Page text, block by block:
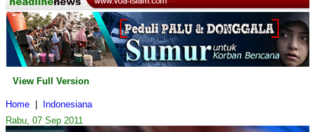
View Full Version
Home
Indonesiana
Rabu, 07 Sep 2011